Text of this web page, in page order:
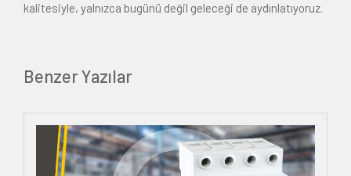
kalitesiyle, yalnızca bugünü değil geleceği de aydınlatıyoruz.
Benzer Yazılar